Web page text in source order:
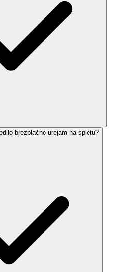
brezplačno urejam na spletu?